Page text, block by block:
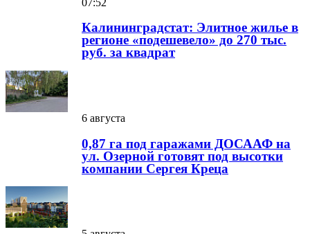
Калининградстат: Элитное жилье в
регионе «подешевело» до 270 тыс.
руб. за квадрат
6 августа
0,87 га под гаражами ДОСААФ на
ул. Озерной готовят под высотки
компании Сергея Креца